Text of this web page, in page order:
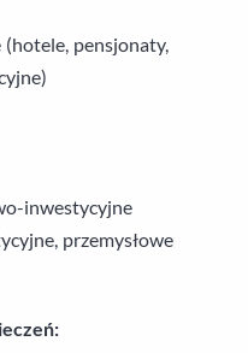
pensjonaty,
inwestycyjne
przemysłowe